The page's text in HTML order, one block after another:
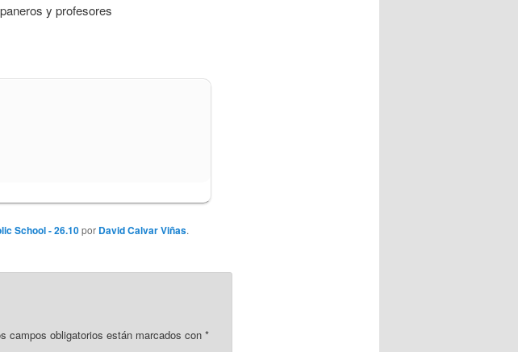
y profesores
School - 26.10por David Calvar Viñas.
campos obligatorios están marcados con *